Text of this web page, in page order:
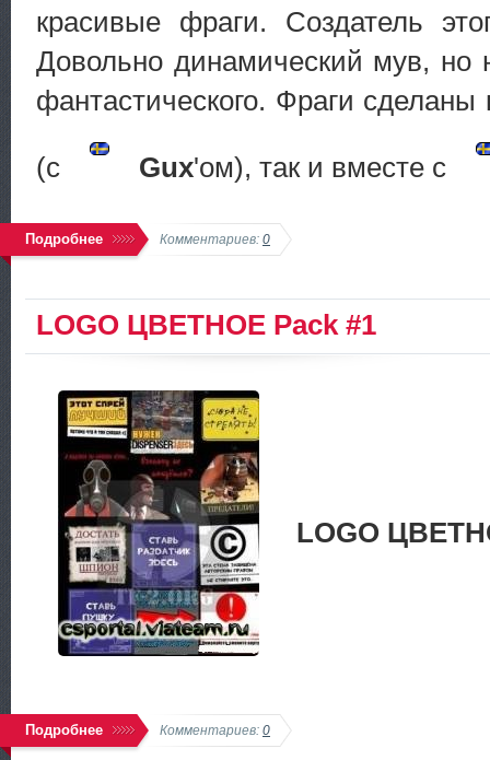
красивые фраги. Создатель
Довольно динамический мув, но
фантастического. Фраги
(с Gux'ом), так и вместе с
Подробнее Комментариев: 0
LOGO ЦВЕТНОЕ Pack #1
LOGO
Подробнее Комментариев: 0